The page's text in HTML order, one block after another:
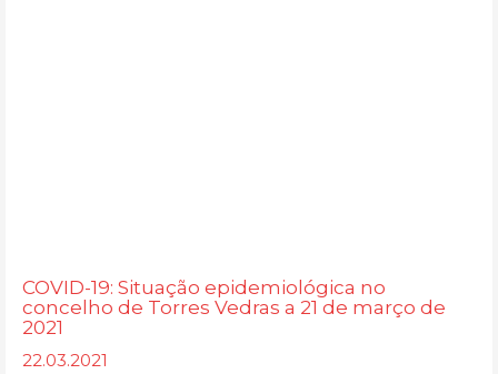
COVID-19: Situação epidemiológica no
concelho de Torres Vedras a 21 de março de
2021
22.03.2021